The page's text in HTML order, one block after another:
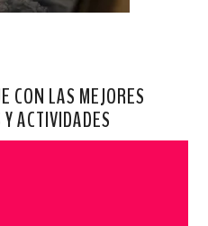
CON LAS MEJORES
ACTIVIDADES